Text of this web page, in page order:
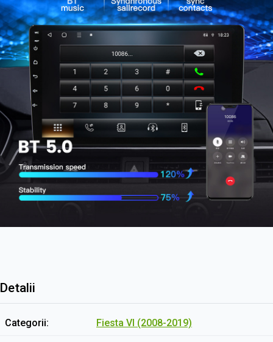
Detalii
Categorii Fiesta VI (2008-2019)